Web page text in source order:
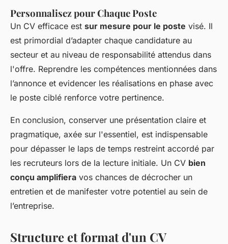
Personnalisez pour Chaque Poste
Un CV efficace est sur mesure pour le poste visé. Il
est primordial d’adapter chaque candidature au
secteur et au niveau de responsabilité attendus dans
l'offre. Reprendre les compétences mentionnées dans
l’annonce et evidencer les réalisations en phase avec
le poste ciblé renforce votre pertinence.
En conclusion, conserver une présentation claire et
pragmatique, axée sur l'essentiel, est indispensable
pour dépasser le laps de temps restreint accordé par
les recruteurs lors de la lecture initiale. Un CV bien
conçu amplifiera vos chances de décrocher un
entretien et de manifester votre potentiel au sein de
l’entreprise.
Structure et format d'un CV